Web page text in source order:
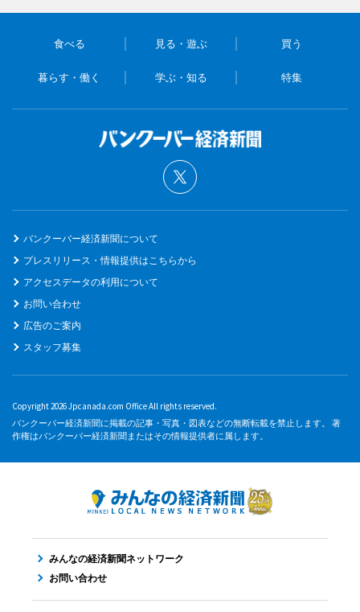
食べる 見る・遊ぶ 買う
暮らす・働く 学ぶ・知る 特集
バンクーバー経済新聞について
プレスリリース・情報提供はこちらから
アクセスデータの利用について
お問い合わせ
広告のご案内
スタッフ募集
Copyright 2026 Jpcanada.com Office All rights reserved.
バンクーバー経済新聞に掲載の記事・写真・図表などの無断転載を禁止します。 著
作権はバンクーバー経済新聞またはその情報提供者に属します。
みんなの経済新聞ネットワーク
お問い合わせ